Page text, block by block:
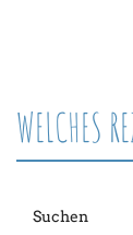
WELCHES